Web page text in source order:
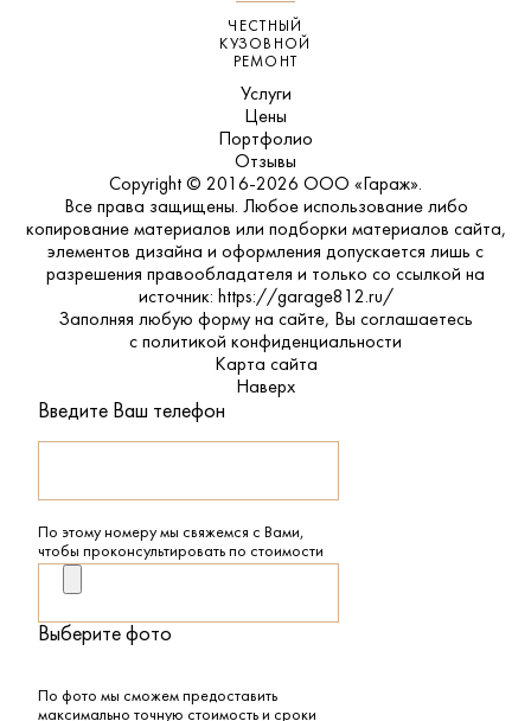
ЧЕСТНЫЙ
КУЗОВНОЙ
РЕМОНТ
Услуги
Цены
Портфолио
Отзывы
Copyright © 2016-2026 ООО «Гараж».
Все права защищены. Любое использование либо
копирование материалов или подборки материалов сайта,
элементов дизайна и оформления допускается лишь с
разрешения правообладателя и только со ссылкой на
источник: https://garage812.ru/
Заполняя любую форму на сайте, Вы соглашаетесь
с политикой конфиденциальности
Карта сайта
Наверх
Введите Ваш телефон
По этому номеру мы свяжемся с Вами,
чтобы проконсультировать по стоимости
Выберите фото
По фото мы сможем предоставить
максимально точную стоимость и сроки